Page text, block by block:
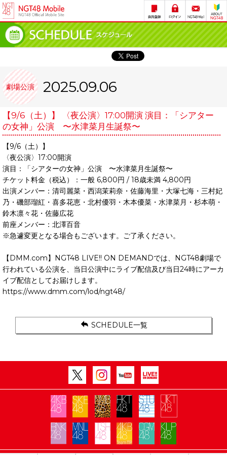
劇場公演 2025.09.06
【9/6（土）】 〈夜公演〉17:00開演 演目：「シアター
の女神」公演 〜水津菜月生誕祭〜
【9/6（土）】
〈夜公演〉17:00開演
演目：「シアターの女神」公演 〜水津菜月生誕祭〜
チケット料金（税込）：一般 6,800円 / 18歳未満 4,800円
出演メンバー：清司麗菜・西潟茉莉奈・佐藤海里・大塚七海・三村妃
乃・磯部瑠紅・喜多花恵・北村優羽・木本優菜・水津菜月・杉本萌・
鈴木凛々花・佐藤広花
前座メンバー：北澤百音
※急遽変更となる場合もございます。ご了承ください。
【DMM.com】NGT48 LIVE!! ON DEMANDでは、NGT48劇場で
行われている公演を、当日公演中にライブ配信及び当日24時にアーカ
イブ配信としてお届けします。
https://www.dmm.com/lod/ngt48/
SCHEDULE一覧